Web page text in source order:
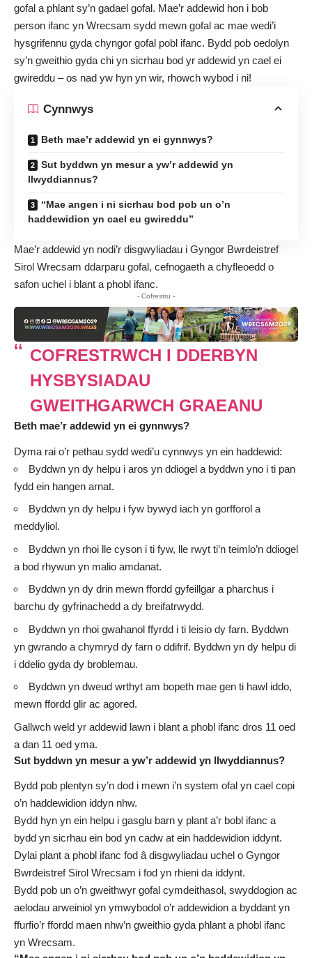
gofal a phlant sy’n gadael gofal. Mae’r addewid hon i bob
person ifanc yn Wrecsam sydd mewn gofal ac mae wedi’i
hysgrifennu gyda chyngor gofal pobl ifanc. Bydd pob oedolyn
sy’n gweithio gyda chi yn sicrhau bod yr addewid yn cael ei
gwireddu – os nad yw hyn yn wir, rhowch wybod i ni!
Cynnwys
Beth mae’r addewid yn ei gynnwys?
Sut byddwn yn mesur a yw’r addewid yn
llwyddiannus?
“Mae angen i ni sicrhau bod pob un o’n
haddewidion yn cael eu gwireddu”
Mae’r addewid yn nodi’r disgwyliadau i Gyngor Bwrdeistref
Sirol Wrecsam ddarparu gofal, cefnogaeth a chyfleoedd o
safon uchel i blant a phobl ifanc.
- Cofrestru -
COFRESTRWCH I DDERBYN
HYSBYSIADAU
GWEITHGARWCH GRAEANU
Beth mae’r addewid yn ei gynnwys?
Dyma rai o’r pethau sydd wedi’u cynnwys yn ein haddewid:
Byddwn yn dy helpu i aros yn ddiogel a byddwn yno i ti pan
fydd ein hangen arnat.
Byddwn yn dy helpu i fyw bywyd iach yn gorfforol a
meddyliol.
Byddwn yn rhoi lle cyson i ti fyw, lle rwyt ti’n teimlo’n ddiogel
a bod rhywun yn malio amdanat.
Byddwn yn dy drin mewn ffordd gyfeillgar a pharchus i
barchu dy gyfrinachedd a dy breifatrwydd.
Byddwn yn rhoi gwahanol ffyrdd i ti leisio dy farn. Byddwn
yn gwrando a chymryd dy farn o ddifrif. Byddwn yn dy helpu di
i ddelio gyda dy broblemau.
Byddwn yn dweud wrthyt am bopeth mae gen ti hawl iddo,
mewn ffordd glir ac agored.
Gallwch weld yr addewid lawn i blant a phobl ifanc dros 11 oed
a dan 11 oed yma.
Sut byddwn yn mesur a yw’r addewid yn llwyddiannus?
Bydd pob plentyn sy’n dod i mewn i’n system ofal yn cael copi
o’n haddewidion iddyn nhw.
Bydd hyn yn ein helpu i gasglu barn y plant a’r bobl ifanc a
bydd yn sicrhau ein bod yn cadw at ein haddewidion iddynt.
Dylai plant a phobl ifanc fod â disgwyliadau uchel o Gyngor
Bwrdeistref Sirol Wrecsam i fod yn rhieni da iddynt.
Bydd pob un o’n gweithwyr gofal cymdeithasol, swyddogion ac
aelodau arweiniol yn ymwybodol o’r addewidion a byddant yn
ffurfio’r ffordd maen nhw’n gweithio gyda phlant a phobl ifanc
yn Wrecsam.